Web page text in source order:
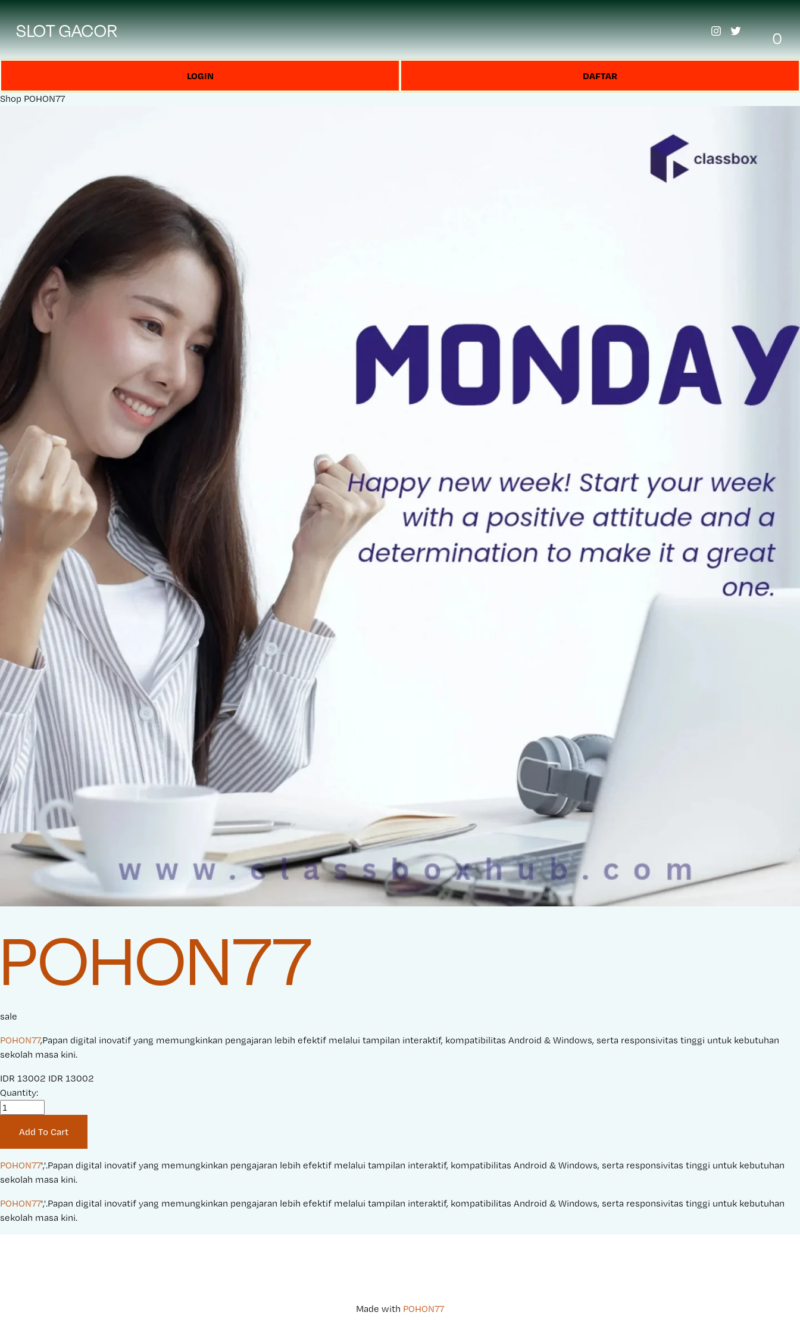
SLOT GACOR 0
LOGIN DAFTAR
Shop POHON77
POHON77
sale
POHON77,Papan digital inovatif yang memungkinkan pengajaran lebih efektif melalui tampilan interaktif, kompatibilitas Android & Windows, serta responsivitas tinggi untuk kebutuhan
sekolah masa kini.
S
a
r
i
c
:
IDR 13002 O
n
a
l
r
i
IDR 13002
Quantity:
Add To Cart
POHON77','.Papan digital inovatif yang memungkinkan pengajaran lebih efektif melalui tampilan interaktif, kompatibilitas Android & Windows, serta responsivitas tinggi untuk kebutuhan
sekolah masa kini.
POHON77','.Papan digital inovatif yang memungkinkan pengajaran lebih efektif melalui tampilan interaktif, kompatibilitas Android & Windows, serta responsivitas tinggi untuk kebutuhan
sekolah masa kini.
Made with POHON77